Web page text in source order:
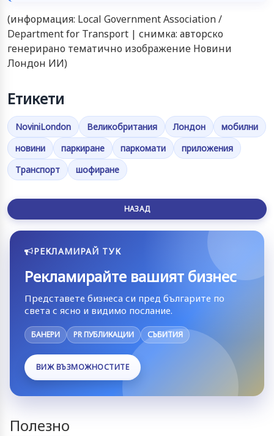
(информация: Local Government Association /
Department for Transport | снимка: авторско
генерирано тематично изображение Новини
Лондон ИИ)
Етикети
NoviniLondon Великобритания Лондон
мобилни
новини
паркиране паркомати
приложения
Транспорт
шофиране
НАЗАД
РЕКЛАМИРАЙ ТУК
Рекламирайте вашият бизнес
Представете бизнеса си пред българите по
света с ясно и видимо послание.
БАНЕРИ PR ПУБЛИКАЦИИ СЪБИТИЯ
ВИЖ ВЪЗМОЖНОСТИТЕ
Полезно